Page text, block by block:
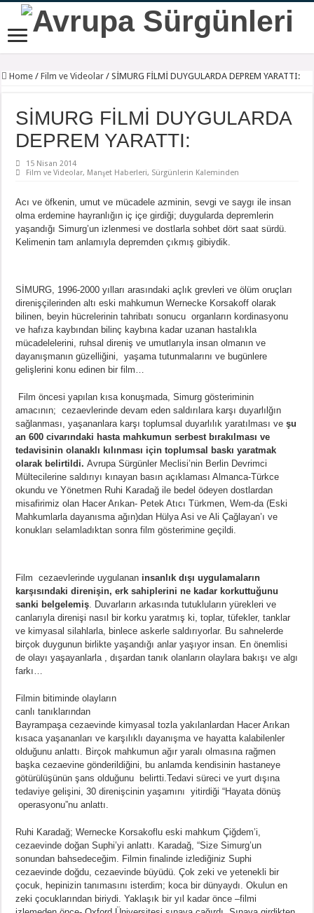
Home / Film ve Videolar / SİMURG FİLMİ DUYGULARDA DEPREM YARATTI:
SİMURG FİLMİ DUYGULARDA
DEPREM YARATTI:
15 Nisan 2014
Film ve Videolar, Manşet Haberleri, Sürgünlerin Kaleminden
Acı ve öfkenin, umut ve mücadele azminin, sevgi ve saygı ile insan
olma erdemine hayranlığın iç içe girdiği; duygularda depremlerin
yaşandığı Simurg’un izlenmesi ve dostlarla sohbet dört saat sürdü.
Kelimenin tam anlamıyla depremden çıkmış gibiydik.
SİMURG, 1996-2000 yılları arasındaki açlık grevleri ve ölüm oruçları
direnişçilerinden altı eski mahkumun Wernecke Korsakoff olarak
bilinen, beyin hücrelerinin tahribatı sonucu organların kordinasyonu
ve hafıza kaybından bilinç kaybına kadar uzanan hastalıkla
mücadelelerini, ruhsal direniş ve umutlarıyla insan olmanın ve
dayanışmanın güzelliğini, yaşama tutunmalarını ve bugünlere
gelişlerini konu edinen bir film…
Film öncesi yapılan kısa konuşmada, Simurg gösteriminin
amacının;
cezaevlerinde devam eden saldırılara karşı duyarlılğın
sağlanması, yaşananlara karşı toplumsal duyarlılık yaratılması veşu
an 600 civarındaki hasta mahkumun serbest bırakılması ve
tedavisinin olanaklı kılınması için toplumsal baskı yaratmak
olarak belirtildi.Avrupa Sürgünler Meclisi’nin Berlin Devrimci
Mültecilerine saldırıyı kınayan basın açıklaması Almanca-Türkce
okundu ve Yönetmen Ruhi Karadağ ile bedel ödeyen dostlardan
misafirimiz olan Hacer Arıkan- Petek Atıcı Türkmen, Wem-da (Eski
Mahkumlarla dayanısma ağın)dan Hülya Asi ve Ali Çağlayan’ı ve
konukları selamladıktan sonra film gösterimine geçildi.
Film cezaevlerinde uygulanan insanlık dışı uygulamaların
karşısındaki direnişin, erk sahiplerini ne kadar korkuttuğunu
sanki belgelemiş . Duvarların arkasında tutukluların yürekleri ve
canlarıyla direnişi nasıl bir korku yaratmış ki, toplar, tüfekler, tanklar
ve kimyasal silahlarla, binlece askerle saldırıyorlar. Bu sahnelerde
birçok duygunun birlikte yaşandığı anlar yaşıyor insan. En önemlisi
de olayı yaşayanlarla , dışardan tanık olanların olaylara bakışı ve algı
farkı…
Filmin bitiminde olayların
canlı tanıklarından
Bayrampaşa cezaevinde kimyasal tozla yakılanlardan Hacer Arıkan
kısaca yaşananları ve karşılıklı dayanışma ve hayatta kalabilenler
olduğunu anlattı. Birçok mahkumun ağır yaralı olmasına rağmen
başka cezaevine gönderildiğini, bu anlamda kendisinin hastaneye
götürülüşünün şans olduğunu belirtti.Tedavi süreci ve yurt dışına
tedaviye gelişini, 30 direnişcinin yaşamını yitirdiği “Hayata dönüş
operasyonu”nu anlattı.
Ruhi Karadağ; Wernecke Korsakoflu eski mahkum Çiğdem’i,
cezaevinde doğan Suphi’yi anlattı. Karadağ, “Size Simurg’un
sonundan bahsedeceğim. Filmin finalinde izlediğiniz Suphi
cezaevinde doğdu, cezaevinde büyüdü. Çok zeki ve yetenekli bir
çocuk, hepinizin tanımasını isterdim; koca bir dünyaydı.Okulun en
zeki çocuklarından biriydi. Yaklaşık bir yıl kadar önce –filmi